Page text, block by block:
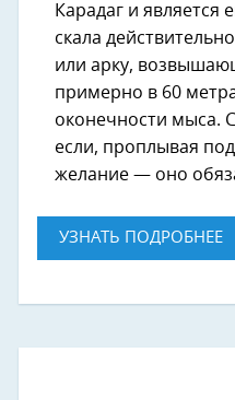
Карадаг и является
скала
или арку,
примерно в 60
оконечности мыса.
если, проплывая
желание — оно
УЗНАТЬ ПОДРОБНЕЕ